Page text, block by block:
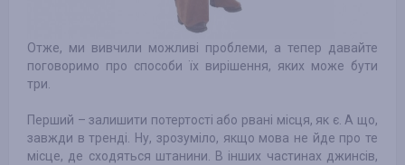
Отже, ми вивчили можливі проблеми, а тепер давайте
поговоримо про способи їх вирішення, яких може бути
три.
Перший – залишити потертості або рвані місця, як є. А що,
завжди в тренді. Ну, зрозуміло, якщо мова не йде про те
місце, де сходяться штанини. В інших частинах джинсів,